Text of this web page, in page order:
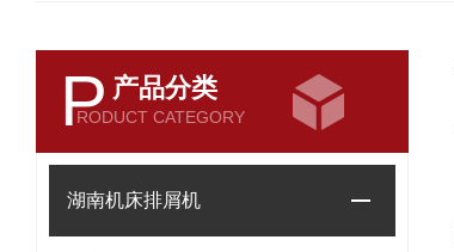
P 产品分类
RODUCT CATEGORY
湖南机床排屑机